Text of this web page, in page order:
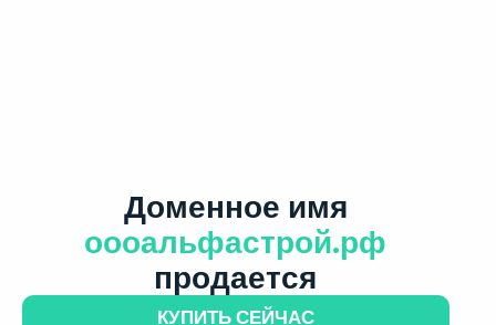
Доменное имя
оооальфастрой.рф
продается
КУПИТЬ СЕЙЧАС